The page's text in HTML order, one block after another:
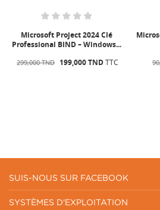
TTC
Microsoft Project 2019 Professional
Retail
90,000 TND 69,000 TND
SUIS-NOUS SUR FACEBOOK
SYSTÈMES D'EXPLOITATION